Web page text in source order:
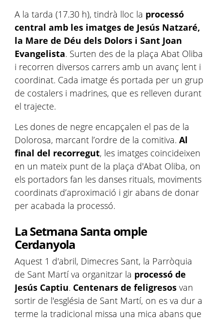
A la tarda (17.30 h), tindrà lloc la processó
central amb les imatges de Jesús Natzaré,
la Mare de Déu dels Dolors i Sant Joan
Evangelista. Surten des de la plaça Abat Oliba
i recorren diversos carrers amb un avanç lent i
coordinat. Cada imatge és portada per un grup
de costalers i madrines, que es relleven durant
el trajecte.
Les dones de negre encapçalen el pas de la
Dolorosa, marcant l’ordre de la comitiva. Al
final del recorregut, les imatges coincideixen
en un mateix punt de la plaça d'Abat Oliba, on
els portadors fan les danses rituals, moviments
coordinats d’aproximació i gir abans de donar
per acabada la processó.
La Setmana Santa omple
Cerdanyola
Aquest 1 d'abril, Dimecres Sant, la Parròquia
de Sant Martí va organitzar la processó de
Jesús Captiu. Centenars de feligresos van
sortir de l'església de Sant Martí, on es va dur a
terme la tradicional missa una mica abans que